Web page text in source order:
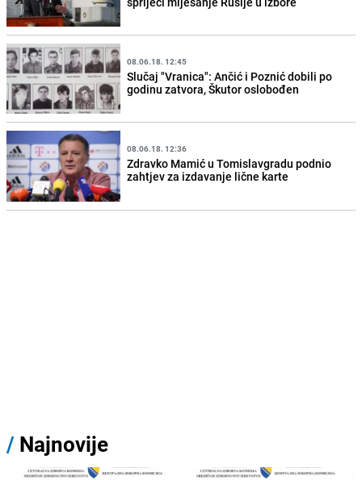
08.06.18. 12:45
Slučaj "Vranica": Ančić i Poznić dobili po
godinu zatvora, Škutor oslobođen
08.06.18. 12:36
Zdravko Mamić u Tomislavgradu podnio
zahtjev za izdavanje lične karte
/ Najnovije